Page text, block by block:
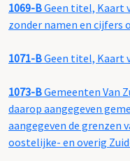
1069-BGeen titel, Kaart
zonder namen en cijfers
1071-BGeen titel, Kaart
1073-BGemeenten Van
daarop aangegeven
aangegeven de grenzen
oostelijke- en overig